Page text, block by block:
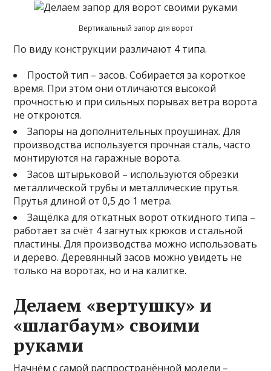
Вертикальный запор для ворот
По виду конструкции различают 4 типа.
Простой тип – засов. Собирается за короткое
время. При этом они отличаются высокой
прочностью и при сильных порывах ветра ворота
не откроются.
Запоры на дополнительных проушинах. Для
производства используется прочная сталь, часто
монтируются на гаражные ворота.
Засов штырьковой – используются обрезки
металлической трубы и металлические прутья.
Прутья длиной от 0,5 до 1 метра.
Защёлка для откатных ворот откидного типа –
работает за счёт 4 загнутых крюков и стальной
пластины. Для производства можно использовать
и дерево. Деревянный засов можно увидеть не
только на воротах, но и на калитке.
Делаем «вертушку» и
«шлагбаум» своими
руками
Начнём с самой распространённой модели –